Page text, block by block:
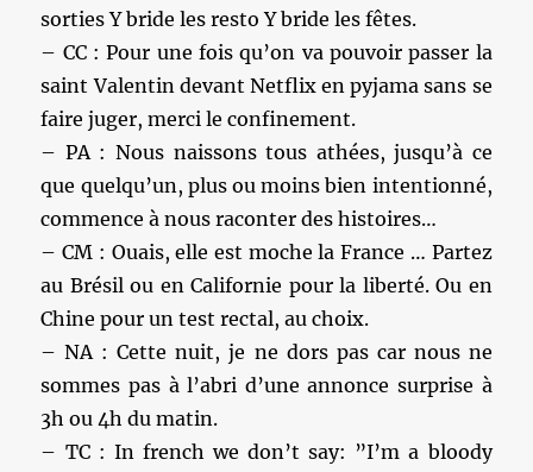
sorties Y bride les resto Y bride les fêtes.
– CC : Pour une fois qu’on va pouvoir passer la
saint Valentin devant Netflix en pyjama sans se
faire juger, merci le confinement.
– PA : Nous naissons tous athées, jusqu’à ce
que quelqu’un, plus ou moins bien intentionné,
commence à nous raconter des histoires…
– CM : Ouais, elle est moche la France … Partez
au Brésil ou en Californie pour la liberté. Ou en
Chine pour un test rectal, au choix.
– NA : Cette nuit, je ne dors pas car nous ne
sommes pas à l’abri d’une annonce surprise à
3h ou 4h du matin.
– TC : In french we don’t say: ”I’m a bloody